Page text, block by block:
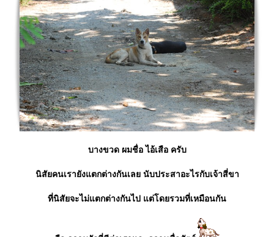
บางขวด ผมชื่อ ไอ้เสือ ครับ
นิสัยคนเรายังแตกต่างกันเลย นับประสาอะไรกับเจ้าสี่ขา
ที่นิสัยจะไม่แตกต่างกันไป แต่โดยรวมที่เหมือนกัน